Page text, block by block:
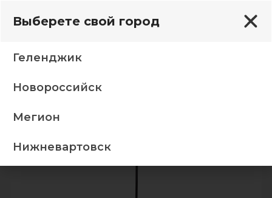
Торшеры 1071/1 Черный 220V 15W E27 Торшер
Выберете свой город
Геленджик
Новороссийск
Мегион
Нижневартовск